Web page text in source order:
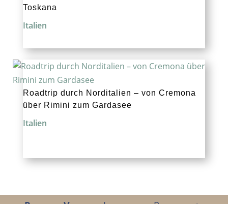
Toskana
Italien
Roadtrip durch Norditalien – von Cremona
über Rimini zum Gardasee
Italien